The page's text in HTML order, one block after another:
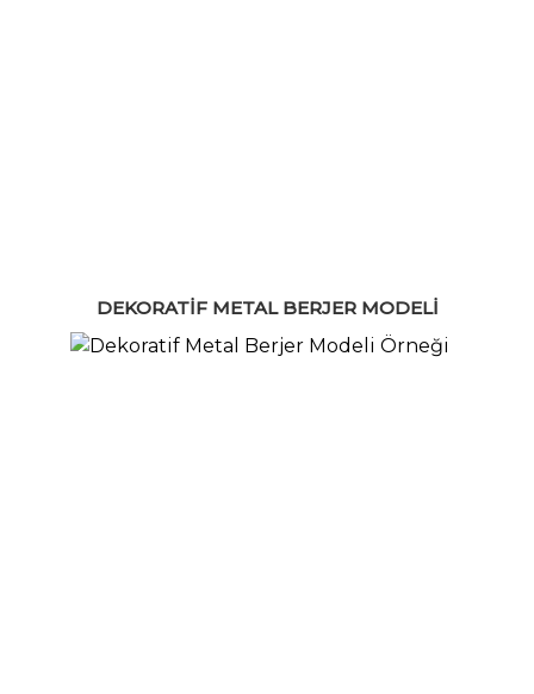
DEKORATIF METAL BERJER MODELI